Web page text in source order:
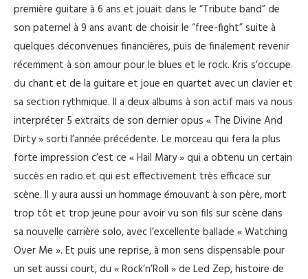
première guitare à 6 ans et jouait dans le “Tribute band” de
son paternel à 9 ans avant de choisir le “free-fight” suite à
quelques déconvenues financières, puis de finalement revenir
récemment à son amour pour le blues et le rock. Kris s’occupe
du chant et de la guitare et joue en quartet avec un clavier et
sa section rythmique. Il a deux albums à son actif mais va nous
interpréter 5 extraits de son dernier opus « The Divine And
Dirty » sorti l’année précédente. Le morceau qui fera la plus
forte impression c’est ce « Hail Mary » qui a obtenu un certain
succès en radio et qui est effectivement très efficace sur
scène. Il y aura aussi un hommage émouvant à son père, mort
trop tôt et trop jeune pour avoir vu son fils sur scène dans
sa nouvelle carrière solo, avec l’excellente ballade « Watching
Over Me ». Et puis une reprise, à mon sens dispensable pour
un set aussi court, du « Rock’n’Roll » de Led Zep, histoire de